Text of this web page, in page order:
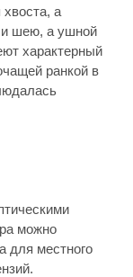
хвоста, а
и шею, а ушной
характерный
ранкой в
можно
для местного